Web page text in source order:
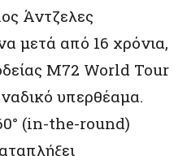
Άντζελες
μετά από 16 χρόνια,
M72 World Tour
υπερθέαμα.
(in-the-round)